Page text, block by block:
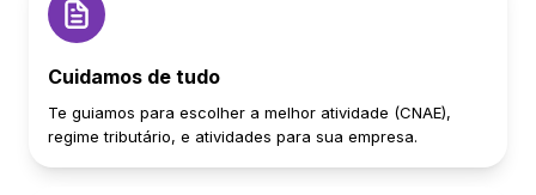
Cuidamos de tudo
Te guiamos para escolher a melhor atividade (CNAE),
regime tributário, e atividades para sua empresa.